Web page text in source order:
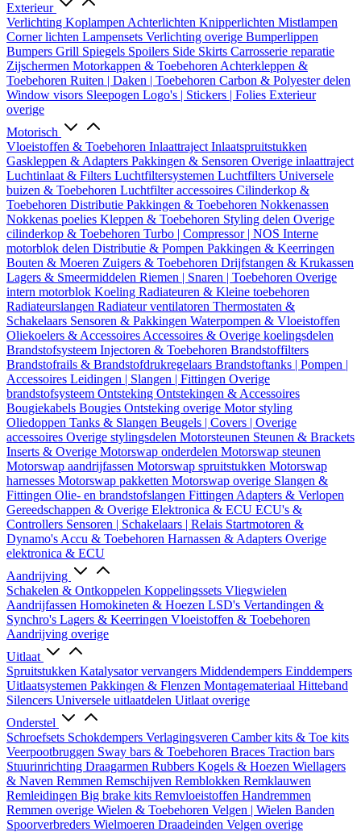
Exterieur
Verlichting Koplampen Achterlichten Knipperlichten Mistlampen
Corner lichten Lampensets Verlichting overige Bumperlippen
Bumpers Grill Spiegels Spoilers Side Skirts Carrosserie reparatie
Zijschermen Motorkappen & Toebehoren Achterkleppen &
Toebehoren Ruiten | Daken | Toebehoren Carbon & Polyester delen
Window visors Sleepogen Logo's | Stickers | Folies Exterieur
overige
Motorisch
Vloeistoffen & Toebehoren Inlaattraject Inlaatspruitstukken
Gaskleppen & Adapters Pakkingen & Sensoren Overige inlaattraject
Luchtinlaat & Filters Luchtfiltersystemen Luchtfilters Universele
buizen & Toebehoren Luchtfilter accessoires Cilinderkop &
Toebehoren Distributie Pakkingen & Toebehoren Nokkenassen
Nokkenas poelies Kleppen & Toebehoren Styling delen Overige
cilinderkop & Toebehoren Turbo | Compressor | NOS Interne
motorblok delen Distributie & Pompen Pakkingen & Keerringen
Bouten & Moeren Zuigers & Toebehoren Drijfstangen & Krukassen
Lagers & Smeermiddelen Riemen | Snaren | Toebehoren Overige
intern motorblok Koeling Radiateuren & Kleine toebehoren
Radiateurslangen Radiateur ventilatoren Thermostaten &
Schakelaars Sensoren & Pakkingen Waterpompen & Vloeistoffen
Oliekoelers & Accessoires Accessoires & Overige koelingsdelen
Brandstofsysteem Injectoren & Toebehoren Brandstoffilters
Brandstofrails & Brandstofdrukregelaars Brandstoftanks | Pompen |
Accessoires Leidingen | Slangen | Fittingen Overige
brandstofsysteem Ontsteking Ontstekingen & Accessoires
Bougiekabels Bougies Ontsteking overige Motor styling
Oliedoppen Tanks & Slangen Beugels | Covers | Overige
accessoires Overige stylingsdelen Motorsteunen Steunen & Brackets
Inserts & Overige Motorswap onderdelen Motorswap steunen
Motorswap aandrijfassen Motorswap spruitstukken Motorswap
harnesses Motorswap pakketten Motorswap overige Slangen &
Fittingen Olie- en brandstofslangen Fittingen Adapters & Verlopen
Gereedschappen & Overige Elektronica & ECU ECU's &
Controllers Sensoren | Schakelaars | Relais Startmotoren &
Dynamo's Accu & Toebehoren Harnassen & Adapters Overige
elektronica & ECU
Aandrijving
Schakelen & Ontkoppelen Koppelingssets Vliegwielen
Aandrijfassen Homokineten & Hoezen LSD's Vertandingen &
Synchro's Lagers & Keerringen Vloeistoffen & Toebehoren
Aandrijving overige
Uitlaat
Spruitstukken Katalysator vervangers Middendempers Einddempers
Uitlaatsystemen Pakkingen & Flenzen Montagemateriaal Hitteband
Silencers Universele uitlaatdelen Uitlaat overige
Onderstel
Schroefsets Schokdempers Verlagingsveren Camber kits & Toe kits
Veerpootbruggen Sway bars & Toebehoren Braces Traction bars
Stuurinrichting Draagarmen Rubbers Kogels & Hoezen Wiellagers
& Naven Remmen Remschijven Remblokken Remklauwen
Remleidingen Big brake kits Remvloeistoffen Handremmen
Remmen overige Wielen & Toebehoren Velgen | Wielen Banden
Spoorverbreders Wielmoeren Draadeinden Velgen overige